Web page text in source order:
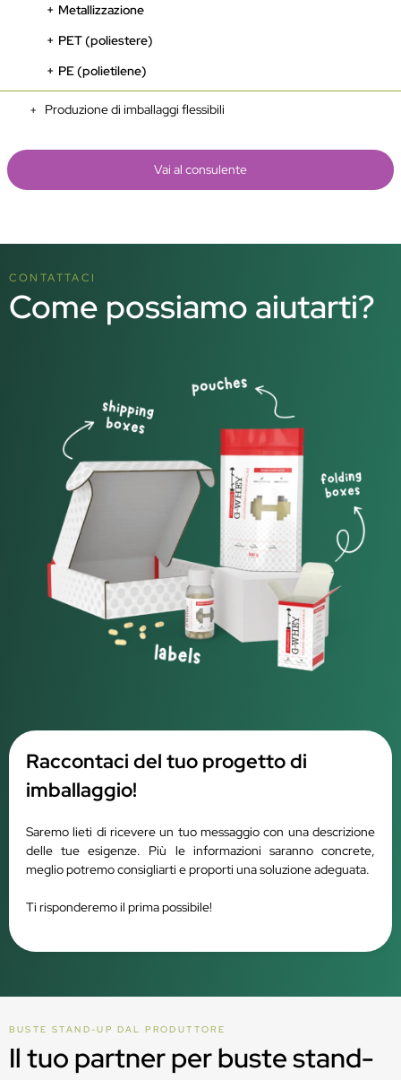
Metallizzazione
PET (poliestere)
PE (polietilene)
Produzione di imballaggi flessibili
Vai al consulente
CONTATTACI
Come possiamo aiutarti?
Raccontaci del tuo progetto di
imballaggio!
Saremo lieti di ricevere un tuo messaggio con una descrizione
delle tue esigenze. Più le informazioni saranno concrete,
meglio potremo consigliarti e proporti una soluzione adeguata.
Ti risponderemo il prima possibile!
BUSTE STAND-UP DAL PRODUTTORE
Il tuo partner per buste stand-